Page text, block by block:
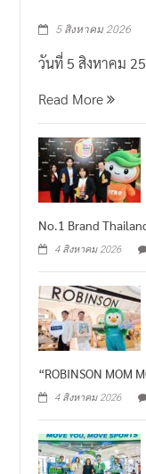
5 สิงหาคม 2026
วันที่ 5 สิงหาคม
Read More
No.1 Brand
4 สิงหาคม 2026
“ROBINSON MOM
4 สิงหาคม 2026